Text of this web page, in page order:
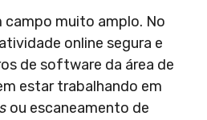
campo muito amplo. No
online segura e
de software da área de
estar trabalhando em
ou escaneamento de